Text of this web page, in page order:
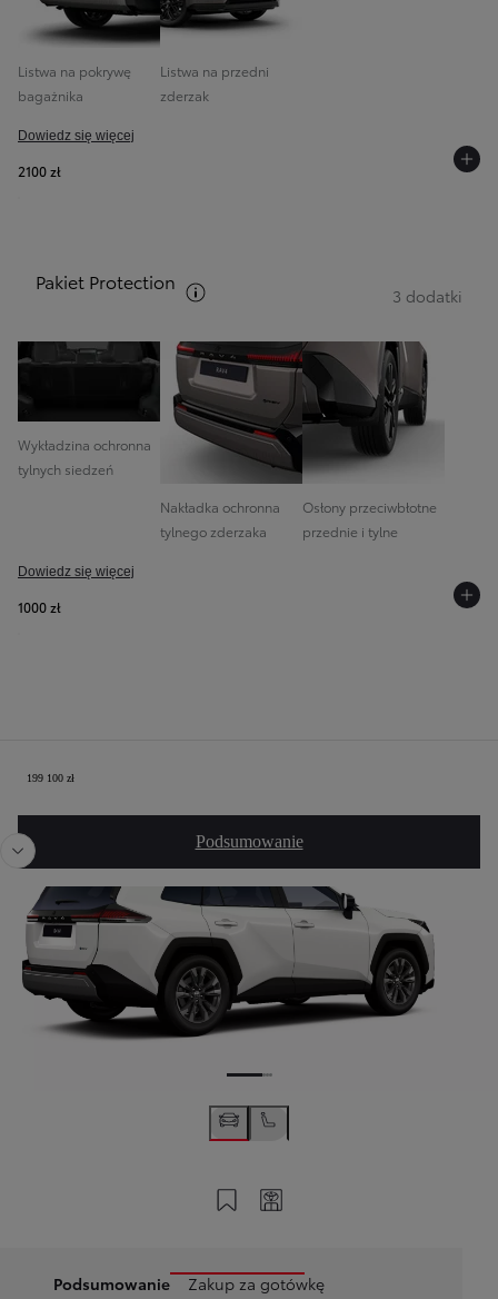
Listwa na pokrywę
bagażnika
Listwa na przedni
zderzak
Dowiedz się więcej
2100 zł
Pakiet Protection
3 dodatki
Wykładzina ochronna
tylnych siedzeń
Nakładka ochronna
tylnego zderzaka
Osłony przeciwbłotne
przednie i tylne
Dowiedz się więcej
1000 zł
199 100 zł
Podsumowanie
Twoja konfiguracja
Poprzedni
Zapisz na swoim koncie
Podsumowanie Zakup za gotówkę